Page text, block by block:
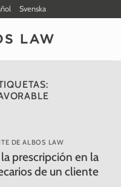
Svenska
DE ALBOS LAW
prescripción en la
de un cliente